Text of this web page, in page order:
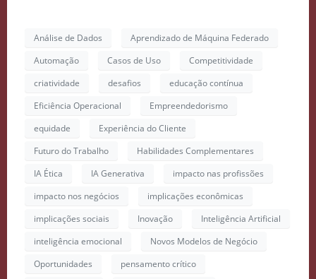
Análise de Dados
Aprendizado de Máquina Federado
Automação
Casos de Uso
Competitividade
criatividade
desafios
educação contínua
Eficiência Operacional
Empreendedorismo
equidade
Experiência do Cliente
Futuro do Trabalho
Habilidades Complementares
IA Ética
IA Generativa
impacto nas profissões
impacto nos negócios
implicações econômicas
implicações sociais
Inovação
Inteligência Artificial
inteligência emocional
Novos Modelos de Negócio
Oportunidades
pensamento crítico